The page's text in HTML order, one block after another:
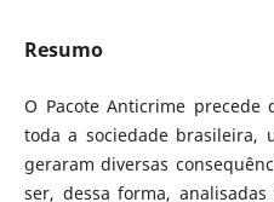
Resumo
O Pacote Anticrime precede
toda a sociedade brasileira,
geraram diversas
ser, dessa forma,